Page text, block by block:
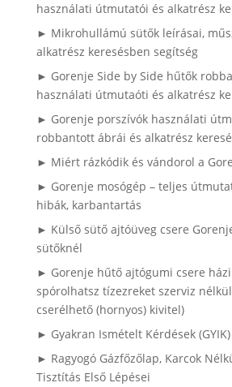
használati útmutatói és alkatrész
► Mikrohullámú sütők leírásai,
alkatrész keresésben segítség
► Gorenje Side by Side hűtők
használati útmutaóti és alkatrész
► Gorenje porszívók használati
robbantott ábrái és alkatrész
► Miért rázkódik és vándorol a
► Gorenje mosógép – teljes
hibák, karbantartás
► Külső sütő ajtóüveg csere
sütőknél
► Gorenje hűtő ajtógumi csere
spórolhatsz tízezreket szerviz
cserélhető (hornyos) kivitel)
► Gyakran Ismételt Kérdések (GYIK)
► Ragyogó Gázfőzőlap, Karcok
Tisztítás Első Lépései